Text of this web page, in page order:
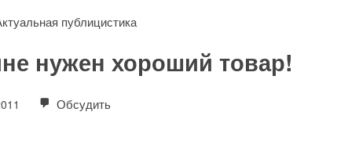
публицистика
нужен хороший товар!
Обсудить